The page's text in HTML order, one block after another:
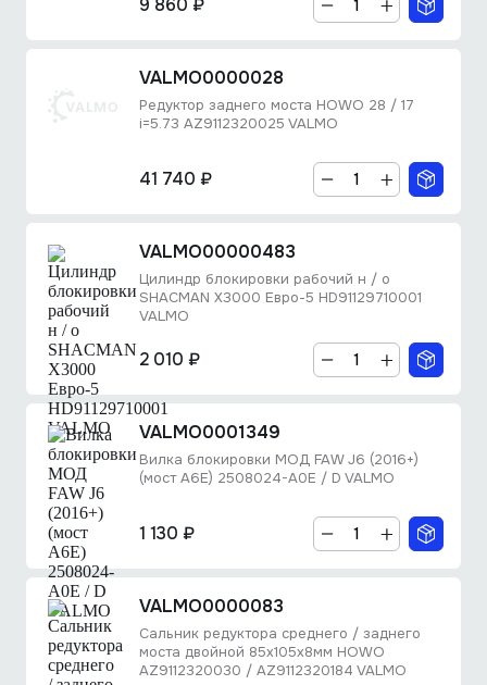
9 860 ₽
VALMO0000028
Редуктор заднего моста HOWO 28 / 17
i=5.73 AZ9112320025 VALMO
41 740 ₽
VALMO00000483
Цилиндр блокировки рабочий н / о
SHACMAN X3000 Евро-5 HD91129710001
VALMO
2 010 ₽
VALMO0001349
Вилка блокировки МОД FAW J6 (2016+)
(мост A6E) 2508024-A0E / D VALMO
1 130 ₽
VALMO0000083
Сальник редуктора среднего / заднего
моста двойной 85х105х8мм HOWO
AZ9112320030 / AZ9112320184 VALMO